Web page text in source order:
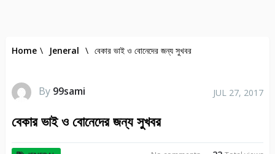
Home \ Jeneral \ বেকার ভাই ও বোনেদের জন্য সুখবর
By 99sami JUL 27, 2017
বেকার ভাই ও বোনেদের জন্য সুখবর